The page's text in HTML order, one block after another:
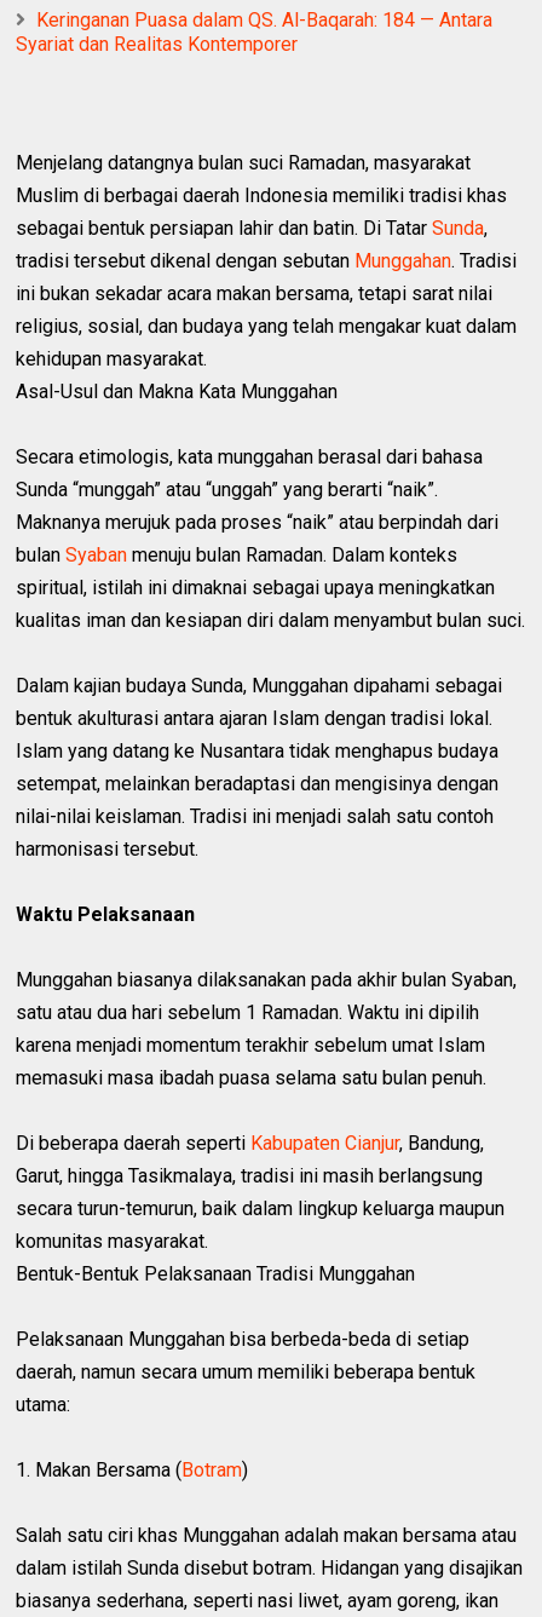
Keringanan Puasa dalam QS. Al-Baqarah: 184 — Antara
Syariat dan Realitas Kontemporer
Menjelang datangnya bulan suci Ramadan, masyarakat
Muslim di berbagai daerah Indonesia memiliki tradisi khas
sebagai bentuk persiapan lahir dan batin. Di TatarSunda,
tradisi tersebut dikenal dengan sebutan Munggahan. Tradisi
ini bukan sekadar acara makan bersama, tetapi sarat nilai
religius, sosial, dan budaya yang telah mengakar kuat dalam
kehidupan masyarakat.
Asal-Usul dan Makna Kata Munggahan
Secara etimologis, kata munggahan berasal dari bahasa
Sunda “munggah” atau “unggah” yang berarti “naik”.
Maknanya merujuk pada proses “naik” atau berpindah dari
bulanSyaban menuju bulan Ramadan. Dalam konteks
spiritual, istilah ini dimaknai sebagai upaya meningkatkan
kualitas iman dan kesiapan diri dalam menyambut bulan suci.
Dalam kajian budaya Sunda, Munggahan dipahami sebagai
bentuk akulturasi antara ajaran Islam dengan tradisi lokal.
Islam yang datang ke Nusantara tidak menghapus budaya
setempat, melainkan beradaptasi dan mengisinya dengan
nilai-nilai keislaman. Tradisi ini menjadi salah satu contoh
harmonisasi tersebut.
Waktu Pelaksanaan
Munggahan biasanya dilaksanakan pada akhir bulan Syaban,
satu atau dua hari sebelum 1 Ramadan. Waktu ini dipilih
karena menjadi momentum terakhir sebelum umat Islam
memasuki masa ibadah puasa selama satu bulan penuh.
Di beberapa daerah seperti Kabupaten Cianjur, Bandung,
Garut, hingga Tasikmalaya, tradisi ini masih berlangsung
secara turun-temurun, baik dalam lingkup keluarga maupun
komunitas masyarakat.
Bentuk-Bentuk Pelaksanaan Tradisi Munggahan
Pelaksanaan Munggahan bisa berbeda-beda di setiap
daerah, namun secara umum memiliki beberapa bentuk
utama:
1. Makan Bersama (Botram)
Salah satu ciri khas Munggahan adalah makan bersama atau
dalam istilah Sunda disebut botram. Hidangan yang disajikan
biasanya sederhana, seperti nasi liwet, ayam goreng, ikan